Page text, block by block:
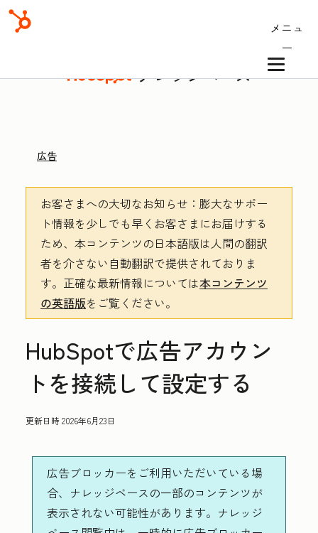
メニュ
ー
ナレッジベース
広告
お客さまへの大切なお知らせ ：膨大なサポー
ト情報を少しでも早くお客さまにお届けする
ため、本コンテンツの日本語版は人間の翻訳
者を介さない自動翻訳で提供されておりま
す。 正確な最新情報については本コンテンツ
の英語版をご覧ください。
HubSpotで広告アカウン
トを接続して設定する
更新日時2026年6月23日
広告ブロッカーをご利用いただいている場
合、ナレッジベースの一部のコンテンツが
表示されない可能性があります。ナレッジ